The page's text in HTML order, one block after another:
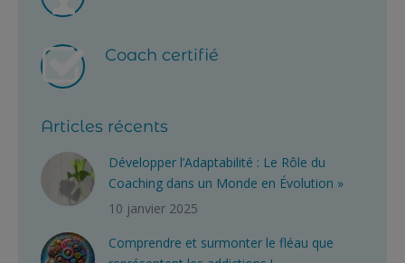
Coach certifié
Articles récents
Développer l’Adaptabilité : Le Rôle du
Coaching dans un Monde en Évolution »
10 janvier 2025
Comprendre et surmonter le fléau que